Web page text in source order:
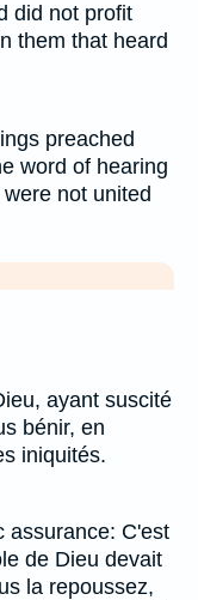
did not profit
them that heard
preached
word of hearing
not united
ayant suscité
bénir, en
iniquités.
assurance: C'est
de Dieu devait
la repoussez,